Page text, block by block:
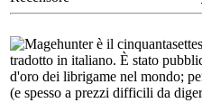
Magehunter è il
tradotto in italiano. È stato
d'oro dei librigame nel mondo;
(e spesso a prezzi difficili da